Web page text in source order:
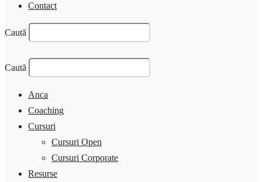
Contact
Caută
Caută
Anca
Coaching
Cursuri
Cursuri Open
Cursuri Corporate
Resurse